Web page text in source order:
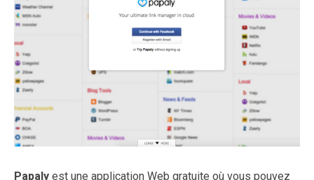
Papaly est une application Web gratuite où vous pouvez